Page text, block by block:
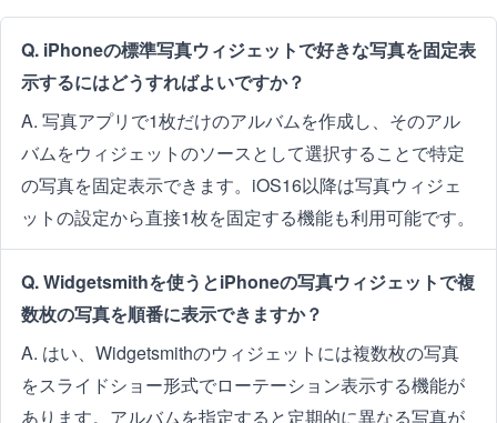
Q. iPhoneの標準写真ウィジェットで好きな写真を固定表
示するにはどうすればよいですか？
A. 写真アプリで1枚だけのアルバムを作成し、そのアル
バムをウィジェットのソースとして選択することで特定
の写真を固定表示できます。iOS16以降は写真ウィジェ
ットの設定から直接1枚を固定する機能も利用可能です。
Q. Widgetsmithを使うとiPhoneの写真ウィジェットで複
数枚の写真を順番に表示できますか？
A. はい、Widgetsmithのウィジェットには複数枚の写真
をスライドショー形式でローテーション表示する機能が
あります。アルバムを指定すると定期的に異なる写真が